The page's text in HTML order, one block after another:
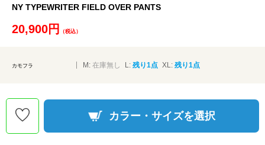
NY TYPEWRITER FIELD OVER PANTS
20,900円 （税込）
カモフラ M: 在庫無し L: 残り1点 XL: 残り1点
カラー・サイズを選択